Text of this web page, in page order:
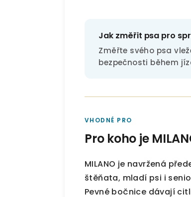
Jak změřit psa pro
Změřte svého psa
bezpečnosti během
VHODNÉ PRO
Pro koho je
MILANO je navržená
štěňata, mladí psi i
Pevné bočnice dávají